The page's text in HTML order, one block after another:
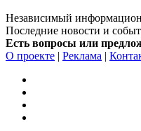
Независимый
Последние новости и
Есть вопросы или
О проекте | Реклама |